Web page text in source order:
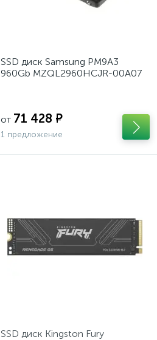
SSD диск Samsung PM9A3
960Gb MZQL2960HCJR-00A07
от 71 428 ₽
1 предложение
SSD диск Kingston Fury